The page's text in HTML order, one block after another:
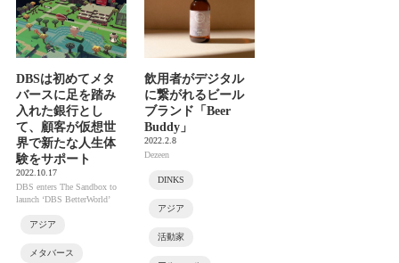
DBSは初めてメタ
バースに足を踏み
入れた銀行とし
て、顧客が仮想世
界で新たな人生体
験をサポート
2022.10.17
DBS enters The Sandbox to
launch ‘DBS BetterWorld’
アジア
メタバース
飲用者がデジタル
に繋がれるビール
ブランド「Beer
Buddy」
2022.2.8
Dezeen
DINKS
アジア
活動家